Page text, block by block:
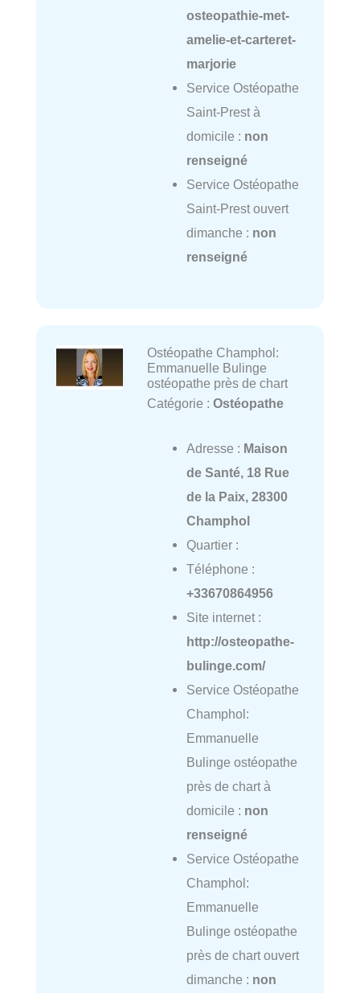
osteopathie-met-
amelie-et-carteret-
marjorie
Service Ostéopathe
Saint-Prest à
domicile : non
renseigné
Service Ostéopathe
Saint-Prest ouvert
dimanche : non
renseigné
Ostéopathe Champhol:
Emmanuelle Bulinge
ostéopathe près de chart
Catégorie : Ostéopathe
Adresse : Maison
de Santé, 18 Rue
de la Paix, 28300
Champhol
Quartier :
Téléphone :
+33670864956
Site internet :
http://osteopathe-
bulinge.com/
Service Ostéopathe
Champhol:
Emmanuelle
Bulinge ostéopathe
près de chart à
domicile : non
renseigné
Service Ostéopathe
Champhol:
Emmanuelle
Bulinge ostéopathe
près de chart ouvert
dimanche : non